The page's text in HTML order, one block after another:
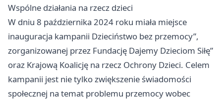
Wspólne działania na rzecz dzieci
W dniu 8 października 2024 roku miała miejsce
inauguracja kampanii Dzieciństwo bez przemocy”,
zorganizowanej przez Fundację Dajemy Dzieciom Siłę”
oraz Krajową Koalicję na rzecz Ochrony Dzieci. Celem
kampanii jest nie tylko zwiększenie świadomości
społecznej na temat problemu przemocy wobec